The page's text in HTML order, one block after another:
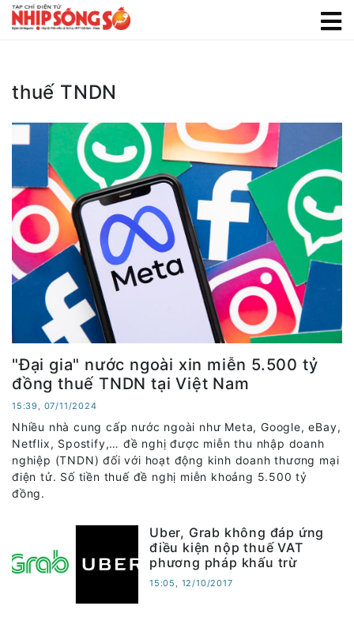
thuế TNDN
"Đại gia" nước ngoài xin miễn 5.500 tỷ
đồng thuế TNDN tại Việt Nam
15:39, 07/11/2024
Nhiều nhà cung cấp nước ngoài như Meta, Google, eBay,
Netflix, Spostify,… đề nghị được miễn thu nhập doanh
nghiệp (TNDN) đối với hoạt động kinh doanh thương mại
điện tử. Số tiền thuế đề nghị miễn khoảng 5.500 tỷ
đồng.
Uber, Grab không đáp ứng
điều kiện nộp thuế VAT
phương pháp khấu trừ
15:05, 12/10/2017